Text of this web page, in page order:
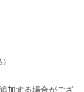
加する場合がござ